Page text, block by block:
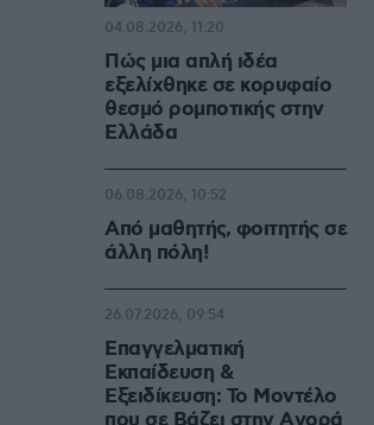
Πώς μια απλή ιδέα
εξελίχθηκε σε κορυφαίο
θεσμό ρομποτικής στην
Ελλάδα
04.08.2026, 11:20
Από μαθητής, φοιτητής σε
άλλη πόλη!
06.08.2026, 10:52
Επαγγελματική
Εκπαίδευση &
Εξειδίκευση: Το Mοντέλο
26.07.2026, 09:54